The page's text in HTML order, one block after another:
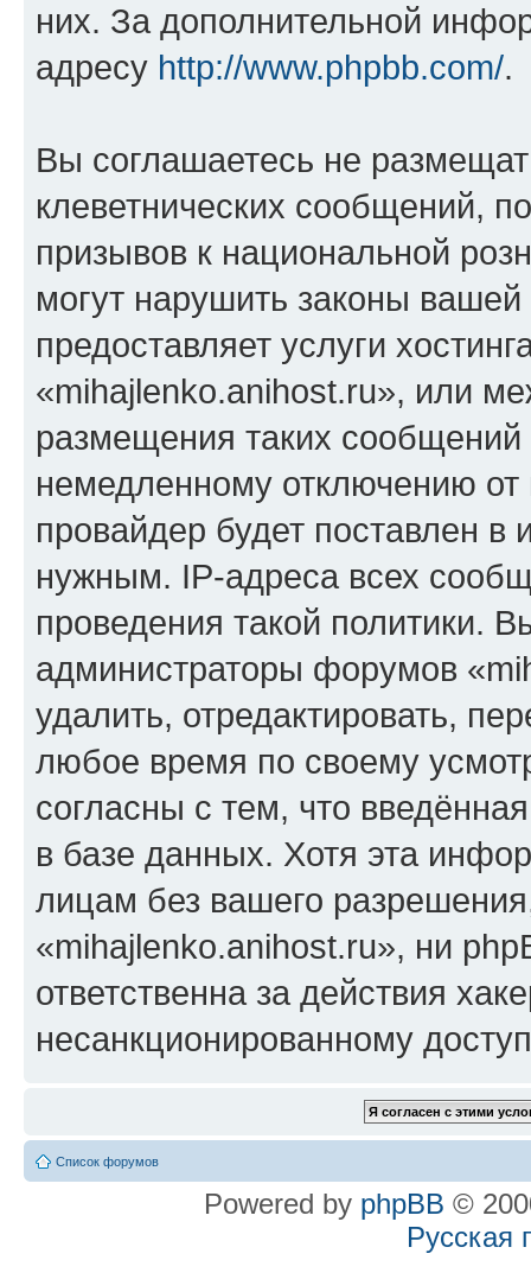
них. За дополнительной
адресу http://www.phpbb.com/.
Вы соглашаетесь не
клеветнических сообщений,
призывов к национальной
могут нарушить законы
предоставляет услуги
«mihajlenko.anihost.ru», или
размещения таких
немедленному отключению
провайдер будет поставлен в
нужным. IP-адреса всех
проведения такой политики.
администраторы форумов
удалить, отредактировать,
любое время по своему
согласны с тем, что
в базе данных. Хотя эта
лицам без вашего
«mihajlenko.anihost.ru», ни
ответственна за действия
несанкционированному
Список форумов
Powered by phpBB ©
Русская